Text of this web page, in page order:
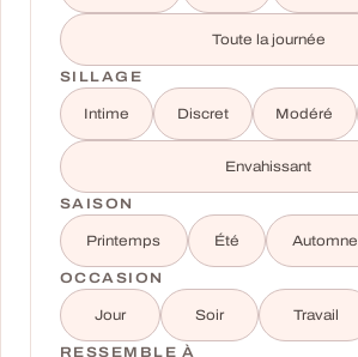
Toute la journée
SILLAGE
Intime Discret Modéré
Envahissant
SAISON
Printemps Été Automne
OCCASION
Jour Soir Travail
RESSEMBLE À